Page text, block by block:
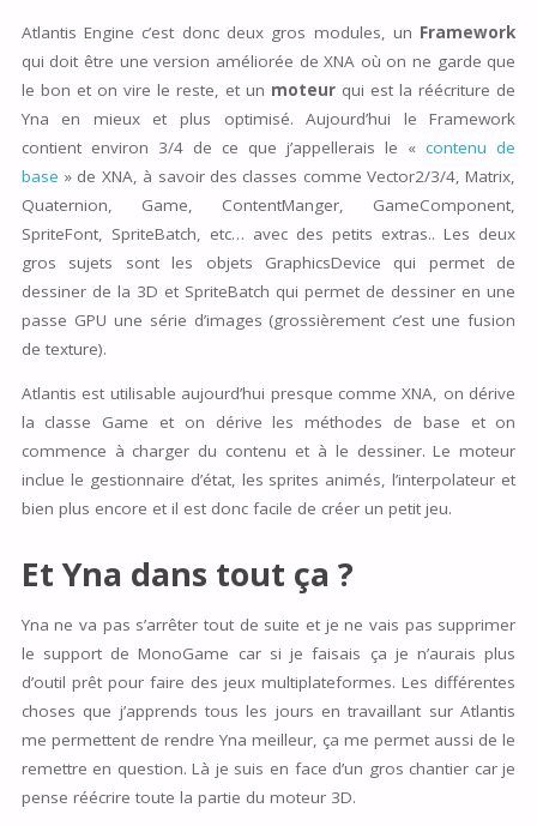
Atlantis Engine c’est donc deux gros modules, un Framework
qui doit être une version améliorée de XNA où on ne garde que
le bon et on vire le reste, et un moteur qui est la réécriture de
Yna en mieux et plus optimisé. Aujourd’hui le Framework
contient environ 3/4 de ce que j’appellerais le «contenu de
base » de XNA, à savoir des classes comme Vector2/3/4, Matrix,
Quaternion, Game, ContentManger, GameComponent,
SpriteFont, SpriteBatch, etc… avec des petits extras.. Les deux
gros sujets sont les objets GraphicsDevice qui permet de
dessiner de la 3D et SpriteBatch qui permet de dessiner en une
passe GPU une série d’images (grossièrement c’est une fusion
de texture).
Atlantis est utilisable aujourd’hui presque comme XNA, on dérive
la classe Game et on dérive les méthodes de base et on
commence à charger du contenu et à le dessiner. Le moteur
inclue le gestionnaire d’état, les sprites animés, l’interpolateur et
bien plus encore et il est donc facile de créer un petit jeu.
Et Yna dans tout ça ?
Yna ne va pas s’arrêter tout de suite et je ne vais pas supprimer
le support de MonoGame car si je faisais ça je n’aurais plus
d’outil prêt pour faire des jeux multiplateformes. Les différentes
choses que j’apprends tous les jours en travaillant sur Atlantis
me permettent de rendre Yna meilleur, ça me permet aussi de le
remettre en question. Là je suis en face d’un gros chantier car je
pense réécrire toute la partie du moteur 3D.